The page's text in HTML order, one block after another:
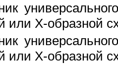
или Х-образной
или Х-образной